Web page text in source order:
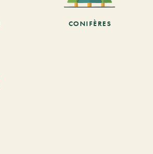
CONIFÈRES